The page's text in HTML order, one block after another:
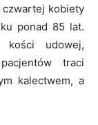
czwartej kobiety
ponad 85 lat.
kości udowej,
traci
kalectwem, a